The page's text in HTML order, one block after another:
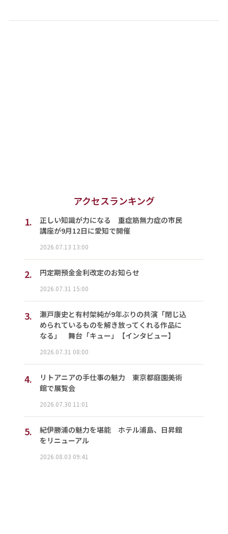
アクセスランキング
1.
正しい知識が力になる 重症筋無力症の市民
講座が9月12日に愛知で開催
2026.07.13 13:00
2. 円定期預金金利改定のお知らせ
2026.07.31 15:00
3.
瀬戸康史と有村架純が9年ぶりの共演「閉じ込
められているものを解き放ってくれる作品に
なる」 舞台「キュー」【インタビュー】
2026.07.31 08:00
4.
リトアニアの手仕事の魅力 東京都庭園美術
館で展覧会
2026.07.30 11:01
5.
紀伊勝浦の魅力を堪能 ホテル浦島、日昇館
をリニューアル
2026.08.03 09:41